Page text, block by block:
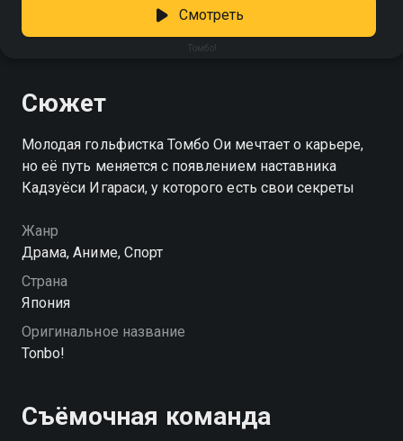
Томбо!
Смотреть
Сюжет
Молодая гольфистка Томбо Ои мечтает о карьере,
но её путь меняется с появлением наставника
Кадзуёси Игараси, у которого есть свои секреты
Жанр
Драма, Аниме, Спорт
Страна
Япония
Оригинальное название
Tonbo!
Съёмочная команда